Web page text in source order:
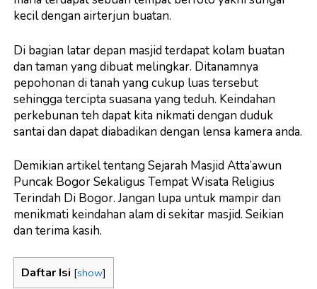
kecil dengan airterjun buatan.
Di bagian latar depan masjid terdapat kolam buatan
dan taman yang dibuat melingkar. Ditanamnya
pepohonan di tanah yang cukup luas tersebut
sehingga tercipta suasana yang teduh. Keindahan
perkebunan teh dapat kita nikmati dengan duduk
santai dan dapat diabadikan dengan lensa kamera anda.
Demikian artikel tentang Sejarah Masjid Atta’awun
Puncak Bogor Sekaligus Tempat Wisata Religius
Terindah Di Bogor. Jangan lupa untuk mampir dan
menikmati keindahan alam di sekitar masjid. Seikian
dan terima kasih.
Daftar Isi [show]